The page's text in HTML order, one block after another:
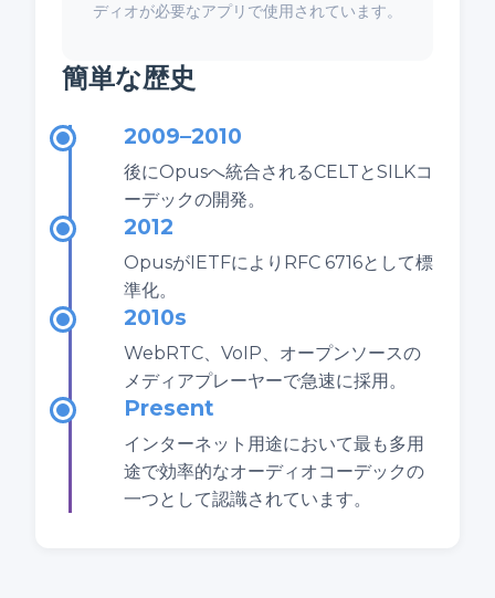
ディオが必要なアプリで使用されています。
簡単な歴史
2009–2010
後にOpusへ統合されるCELTとSILKコ
ーデックの開発。
2012
OpusがIETFによりRFC 6716として標
準化。
2010s
WebRTC、VoIP、オープンソースの
メディアプレーヤーで急速に採用。
Present
インターネット用途において最も多用
途で効率的なオーディオコーデックの
一つとして認識されています。